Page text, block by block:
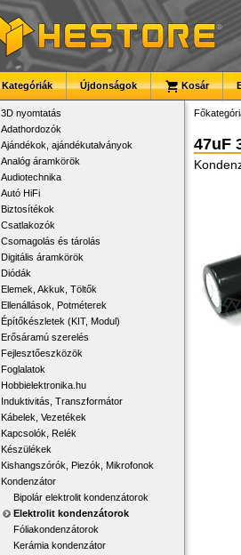
Kategóriák Újdonságok Kosár
3D nyomtatás
Adathordozók
Ajándékok, ajándékutalványok
Analóg áramkörök
Audiotechnika
Autó HiFi
Biztosítékok
Csatlakozók
Csomagolás és tárolás
Digitális áramkörök
Diódák
Elemek, Akkuk, Töltők
Ellenállások, Potméterek
Építőkészletek (KIT, Modul)
Erősáramú szerelés
Fejlesztőeszközök
Foglalatok
Hobbielektronika.hu
Induktivitás, Transzformátor
Kábelek, Vezetékek
Kapcsolók, Relék
Készülékek
Kishangszórók, Piezók, Mikrofonok
Kondenzátor
Bipolár elektrolit kondenzátorok
Elektrolit kondenzátorok
Fóliakondenzátorok
Kerámia kondenzátor
47uF